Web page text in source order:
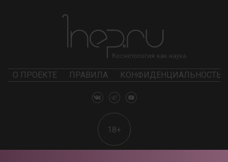
О ПРОЕКТЕ ПРАВИЛА КОНФИДЕНЦИАЛЬНОСТЬ
18+